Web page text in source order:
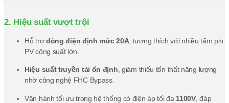
2. Hiệu suất vượt trội
Hỗ trợdòng điện định mức 20A, tương thích với nhiều tấm pin
PV công suất lớn.
Hiệu suất truyền tải ổn định, giảm thiểu tổn thất năng lượng
nhờ công nghệ FHC Bypass.
Vận hành tối ưu trong hệ thống có điện áp tối đa 1100V, đáp